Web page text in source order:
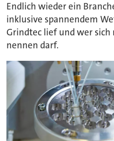
Endlich wieder ein
inklusive spannendem
Grindtec lief und wer sich
nennen darf.